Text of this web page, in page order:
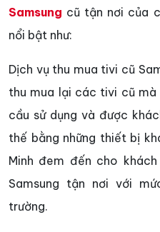
Samsung cũ tận nơi của
nổi bật như:
Dịch vụ thu mua tivi cũ
thu mua lại các tivi cũ mà
cầu sử dụng và được
thế bằng những thiết bị
Minh đem đến cho
Samsung tận nơi với
trường.